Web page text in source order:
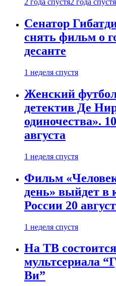
2 года спустя2 года спустя
Сенатор
снять фильм о
десанте
1 неделя спустя
Женский
детектив Де
одиночества».
августа
1 неделя спустя
Фильм
день» выйдет в
России 20
1 неделя спустя
На ТВ
мультсериала
Ви”